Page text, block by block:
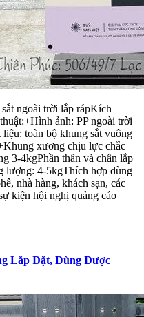
ngoài trời lắp rápKích
ảnh: PP ngoài trời
liệu: toàn bộ khung sắt vuông
xương chịu lực chắc
3-4kgPhần thân và chân lắp
lượng: 4-5kgThích hợp dùng
nhà hàng, khách sạn, các
kiện hội nghị quảng cáo
Lắp Đặt, Dùng Được